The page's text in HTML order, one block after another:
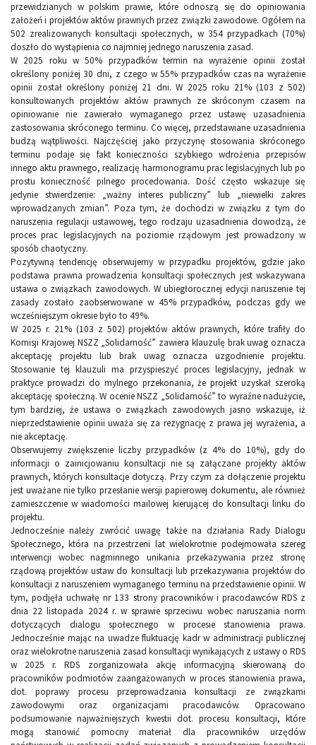
przewidzianych w polskim prawie, które odnoszą się do opiniowania
założeń i projektów aktów prawnych przez związki zawodowe. Ogółem na
502 zrealizowanych konsultacji społecznych, w 354 przypadkach (70%)
doszło do wystąpienia co najmniej jednego naruszenia zasad.
W 2025 roku w 50% przypadków termin na wyrażenie opinii został
określony poniżej 30 dni, z czego w 55% przypadków czas na wyrażenie
opinii został określony poniżej 21 dni. W 2025 roku 21% (103 z 502)
konsultowanych projektów aktów prawnych ze skróconym czasem na
opiniowanie nie zawierało wymaganego przez ustawę uzasadnienia
zastosowania skróconego terminu. Co więcej, przedstawiane uzasadnienia
budzą wątpliwości. Najczęściej jako przyczynę stosowania skróconego
terminu podaje się fakt konieczności szybkiego wdrożenia przepisów
innego aktu prawnego, realizację harmonogramu prac legislacyjnych lub po
prostu konieczność pilnego procedowania. Dość często wskazuje się
jedynie stwierdzenie: „ważny interes publiczny” lub „niewielki zakres
wprowadzanych zmian”. Poza tym, że dochodzi w związku z tym do
naruszenia regulacji ustawowej, tego rodzaju uzasadnienia dowodzą, że
proces prac legislacyjnych na poziomie rządowym jest prowadzony w
sposób chaotyczny.
Pozytywną tendencję obserwujemy w przypadku projektów, gdzie jako
podstawa prawna prowadzenia konsultacji społecznych jest wskazywana
ustawa o związkach zawodowych. W ubiegłorocznej edycji naruszenie tej
zasady zostało zaobserwowane w 45% przypadków, podczas gdy we
wcześniejszym okresie było to 49%.
W 2025 r. 21% (103 z 502) projektów aktów prawnych, które trafiły do
Komisji Krajowej NSZZ „Solidarność” zawiera klauzulę brak uwag oznacza
akceptację projektu lub brak uwag oznacza uzgodnienie projektu.
Stosowanie tej klauzuli ma przyspieszyć proces legislacyjny, jednak w
praktyce prowadzi do mylnego przekonania, że projekt uzyskał szeroką
akceptację społeczną. W ocenie NSZZ „Solidarność” to wyraźne nadużycie,
tym bardziej, że ustawa o związkach zawodowych jasno wskazuje, iż
nieprzedstawienie opinii uważa się za rezygnację z prawa jej wyrażenia, a
nie akceptację.
Obserwujemy zwiększenie liczby przypadków (z 4% do 10%), gdy do
informacji o zainicjowaniu konsultacji nie są załączane projekty aktów
prawnych, których konsultacje dotyczą. Przy czym za dołączenie projektu
jest uważane nie tylko przesłanie wersji papierowej dokumentu, ale również
zamieszczenie w wiadomości mailowej kierującej do konsultacji linku do
projektu.
Jednocześnie należy zwrócić uwagę także na działania Rady Dialogu
Społecznego, która na przestrzeni lat wielokrotnie podejmowała szereg
interwencji wobec nagminnego unikania przekazywania przez stronę
rządową projektów ustaw do konsultacji lub przekazywania projektów do
konsultacji z naruszeniem wymaganego terminu na przedstawienie opinii. W
tym, podjęła uchwałę nr 133 strony pracowników i pracodawców RDS z
dnia 22 listopada 2024 r. w sprawie sprzeciwu wobec naruszania norm
dotyczących dialogu społecznego w procesie stanowienia prawa.
Jednocześnie mając na uwadze fluktuację kadr w administracji publicznej
oraz wielokrotne naruszenia zasad konsultacji wynikających z ustawy o RDS
w 2025 r. RDS zorganizowała akcję informacyjną skierowaną do
pracowników podmiotów zaangażowanych w proces stanowienia prawa,
dot. poprawy procesu przeprowadzania konsultacji ze związkami
zawodowymi oraz organizacjami pracodawców. Opracowano
podsumowanie najważniejszych kwestii dot. procesu konsultacji, które
mogą stanowić pomocny materiał dla pracowników urzędów